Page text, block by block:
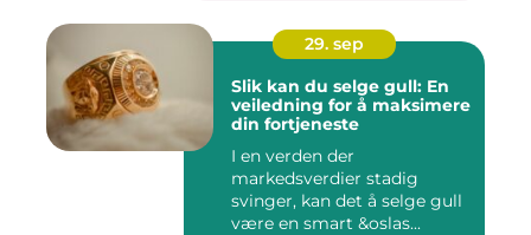
29. sep
Slik kan du selge gull: En
veiledning for å maksimere
din fortjeneste
I en verden der
markedsverdier stadig
svinger, kan det å selge gull
være en smart &oslas...